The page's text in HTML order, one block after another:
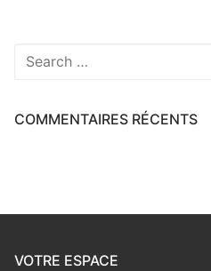
Rechercher
COMMENTAIRES RÉCENTS
VOTRE ESPACE